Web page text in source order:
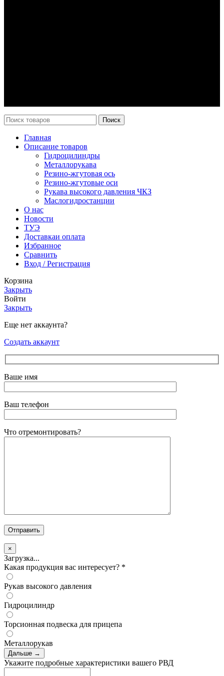
Поиск
Главная
Описание товаров
Гидроцилиндры
Металлорукава
Резино-жгутовая ось
Резино-жгутовые оси
Рукава высокого давления ЧКЗ
Маслогидростанции
О нас
Новости
ТУЭ
Доставкаи оплата
Избранное
Сравнить
Вход / Регистрация
Корзина
Закрыть
Войти
Закрыть
Еще нет аккаунта?
Создать аккаунт
Ваше имя
Ваш телефон
Что отремонтировать?
×
Загрузка...
Какая продукция вас интересует? *
Рукав высокого давления
Гидроцилиндр
Торсионная подвеска для прицепа
Металлорукав
Дальше →
Укажите подробные характеристики вашего РВД